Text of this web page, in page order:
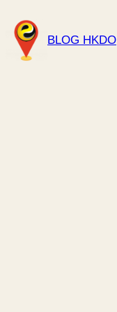
to
content
BLOG HKDO